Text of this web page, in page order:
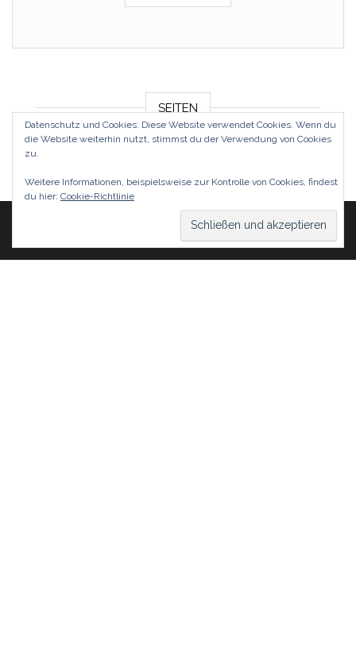
SEITEN
Impressum & Datenschutz
WordPress |Theme: Head Blog
Datenschutz und Cookies: Diese Website verwendet Cookies. Wenn du
die Website weiterhin nutzt, stimmst du der Verwendung von Cookies
zu.
Weitere Informationen, beispielsweise zur Kontrolle von Cookies, findest
du hier: Cookie-Richtlinie